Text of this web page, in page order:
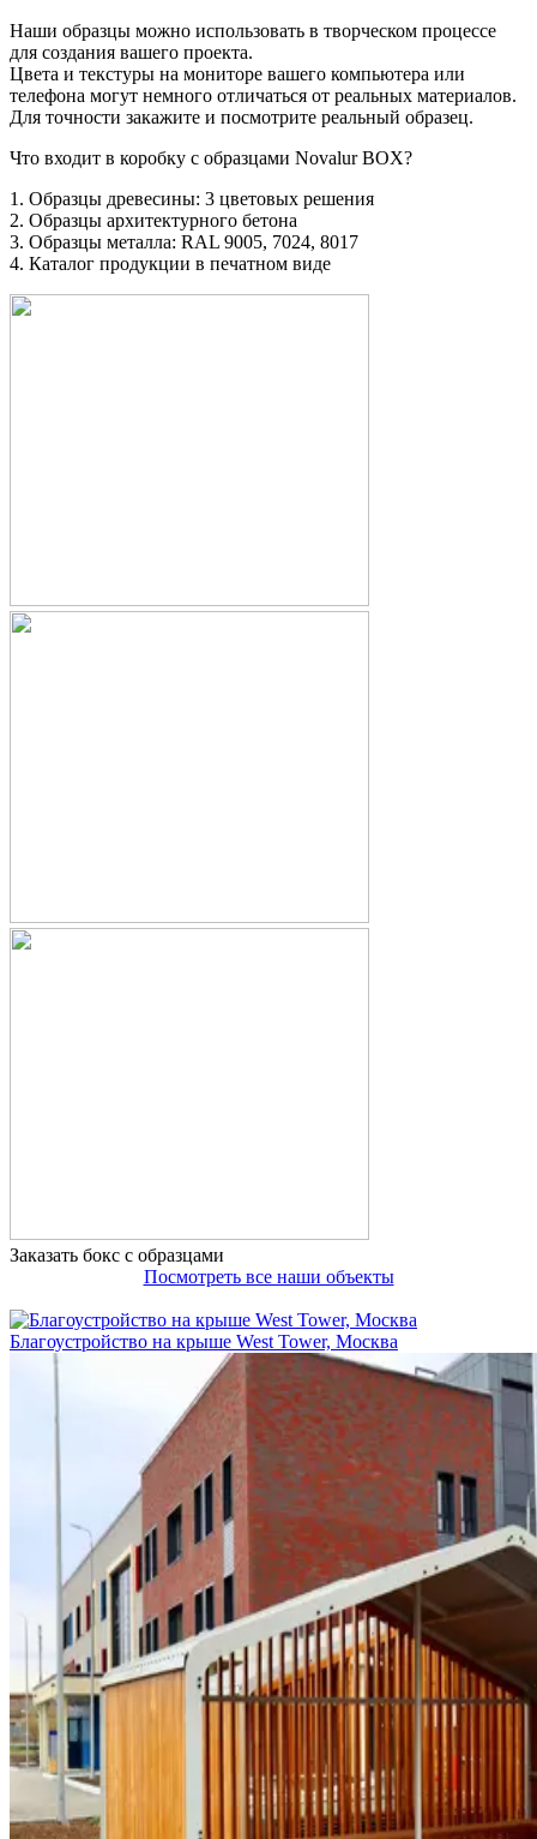
Наши образцы можно использовать в творческом процессе
для создания вашего проекта.
Цвета и текстуры на мониторе вашего компьютера или
телефона могут немного отличаться от реальных материалов.
Для точности закажите и посмотрите реальный образец.
Что входит в коробку с образцами Novalur BOX?
1. Образцы древесины: 3 цветовых решения
2. Образцы архитектурного бетона
3. Образцы металла: RAL 9005, 7024, 8017
4. Каталог продукции в печатном виде
Заказать бокс с образцами
Посмотреть все наши объекты
Благоустройство на крыше West Tower, Москва